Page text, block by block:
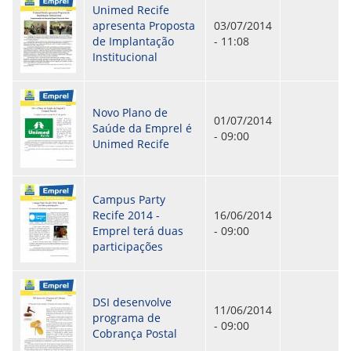
ORIENTAÇÕES TÉCNICAS
SEGURANÇA DA INFORMAÇÃO
RISI - FAQ (PERGUNTAS FREQUENTES)
CATÁLOGO DE SERVIÇOS DE TIC
PARECERES TÉCNICOS
ORIENTAÇÕES
MODELO
PARECERES TÉCNICOS EMITIDOS
PUBLICAÇÕES
PORTARIAS
DIVERSOS
ATAS DA CIPA
ATAS E RESOLUÇÕES DO CONSELHO FISCAL
ATAS DO CONSADE
CHAMAMENTOS PÚBLICOS
TRANSPARÊNCIA
CONTATO
Unimed Recife
apresenta Proposta
de Implantação
Institucional
03/07/2014
- 11:08
Novo Plano de
Saúde da Emprel é
Unimed Recife
01/07/2014
- 09:00
Campus Party
Recife 2014 -
Emprel terá duas
participações
16/06/2014
- 09:00
DSI desenvolve
programa de
Cobrança Postal
11/06/2014
- 09:00